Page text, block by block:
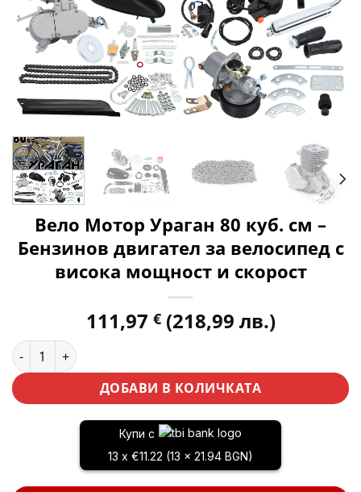
Вело Мотор Ураган 80 куб. см –
Бензинов двигател за велосипед с
висока мощност и скорост
111,97 € (218,99 лв.)
количество за Вело Мотор Ураган 80 куб. см – Бензинов
ДОБАВИ В КОЛИЧКАТА
Купи с
13 x €11.22 (13 x 21.94 BGN)